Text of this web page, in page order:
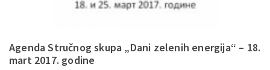
Agenda Stručnog skupa „Dani zelenih energija“ – 18.
mart 2017. godine